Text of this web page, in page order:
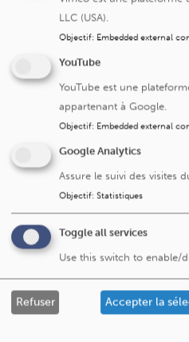
Service d'obstétrique
Cliniques
Avenue Hippocrate 10
1200 Bruxelles
+32 2 764 11 11
Fax. +32 2 764 37 03
N° d'entreprise: 0416.885.016
LLC (USA).
Objectif: Embedded external
YouTube
YouTube est une
appartenant à Google.
Objectif: Embedded external
Google Analytics
Assure le suivi des visites
Objectif: Statistiques
Toggle all services
Use this switch to enable/
Refuser Accepter la